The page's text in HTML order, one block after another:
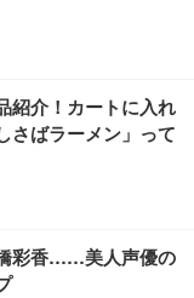
紹介！カートに入れ
さばラーメン」って
彩香……美人声優の